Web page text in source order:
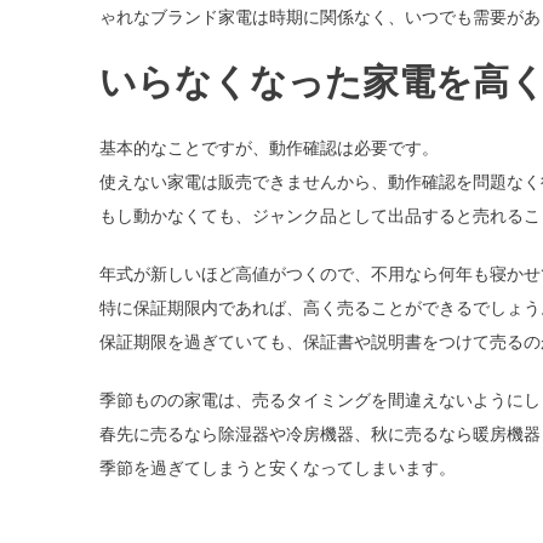
ゃれなブランド家電は時期に関係なく、いつでも需要が
いらなくなった家電を高
基本的なことですが、動作確認は必要です。
使えない家電は販売できませんから、動作確認を問題な
もし動かなくても、ジャンク品として出品すると売れる
年式が新しいほど高値がつくので、不用なら何年も寝か
特に保証期限内であれば、高く売ることができるでしょ
保証期限を過ぎていても、保証書や説明書をつけて売る
季節ものの家電は、売るタイミングを間違えないように
春先に売るなら除湿器や冷房機器、秋に売るなら暖房機
季節を過ぎてしまうと安くなってしまいます。